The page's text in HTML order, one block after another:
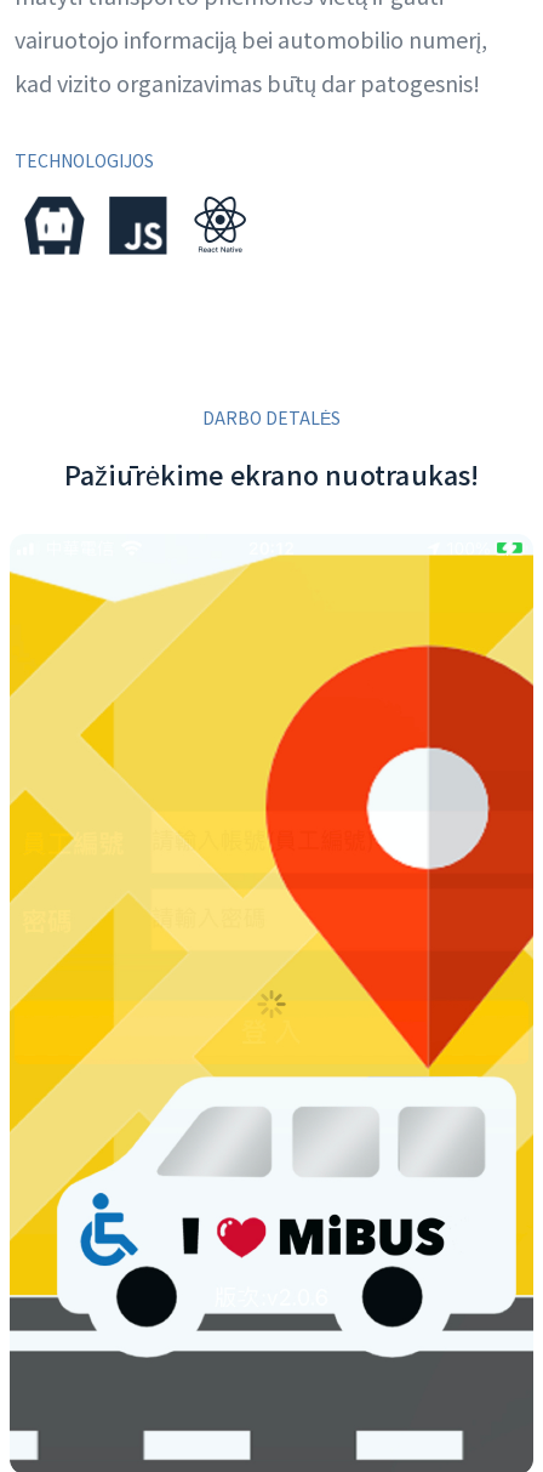
vairuotojo informaciją bei automobilio numerį,
kad vizito organizavimas būtų dar patogesnis!
TECHNOLOGIJOS
DARBO DETALĖS
Pažiūrėkime ekrano nuotraukas!